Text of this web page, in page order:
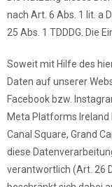
nach Art. 6 Abs. 1 lit. a
25 Abs. 1 TDDDG. Die
Soweit mit Hilfe des
Daten auf unserer
Facebook bzw.
Meta Platforms Ireland
Canal Square, Grand
diese
verantwortlich (Art. 26